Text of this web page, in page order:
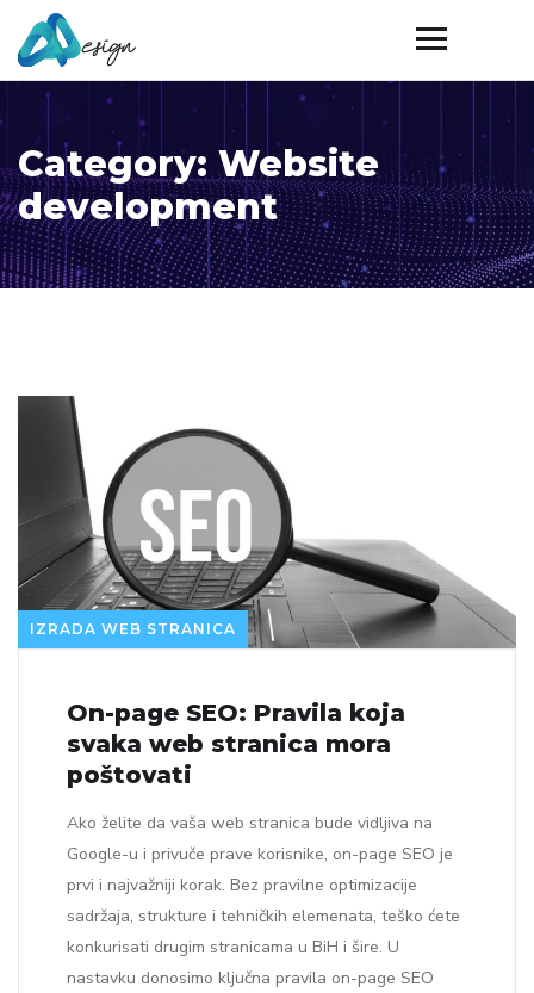
Category: Website
development
IZRADA WEB STRANICA
On-page SEO: Pravila koja
svaka web stranica mora
poštovati
Ako želite da vaša web stranica bude vidljiva na
Google-u i privuče prave korisnike, on-page SEO je
prvi i najvažniji korak. Bez pravilne optimizacije
sadržaja, strukture i tehničkih elemenata, teško ćete
konkurisati drugim stranicama u BiH i šire. U
nastavku donosimo ključna pravila on-page SEO